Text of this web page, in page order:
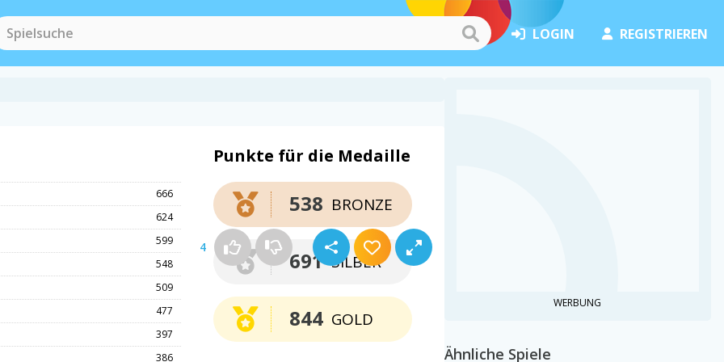
LOGIN REGISTRIEREN
4
666
624
599
548
509
477
397
386
Punkte für die Medaille
BRONZE
538
SILBER
691
GOLD
844
WERBUNG
Ähnliche Spiele